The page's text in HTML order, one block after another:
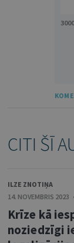
3000
CITI ŠĪ
ILZE ZNOTIŅA
14. NOVEMBRIS
Krīze kā
noziedzīgi